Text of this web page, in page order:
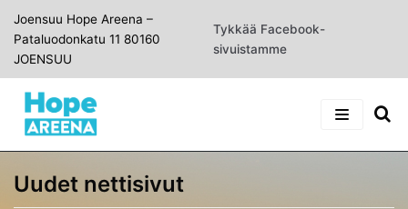
Siirry
suoraan
sisältöön
Joensuu Hope Areena –
Pataluodonkatu 11 80160
JOENSUU
Tykkää Facebook-
sivuistamme
ETUSIVU
Uudet nettisivut